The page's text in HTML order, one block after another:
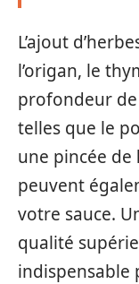
L’ajout
l’origan, le
profondeur de
telles que le
une pincée de
peuvent
votre sauce.
qualité
indispensable